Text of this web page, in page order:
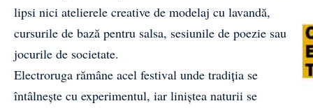
lipsi nici atelierele creative de modelaj cu lavandă,
cursurile de bază pentru salsa, sesiunile de poezie sau
jocurile de societate.
Electroruga rămâne acel festival unde tradiția se
întâlnește cu experimentul, iar liniștea naturii se